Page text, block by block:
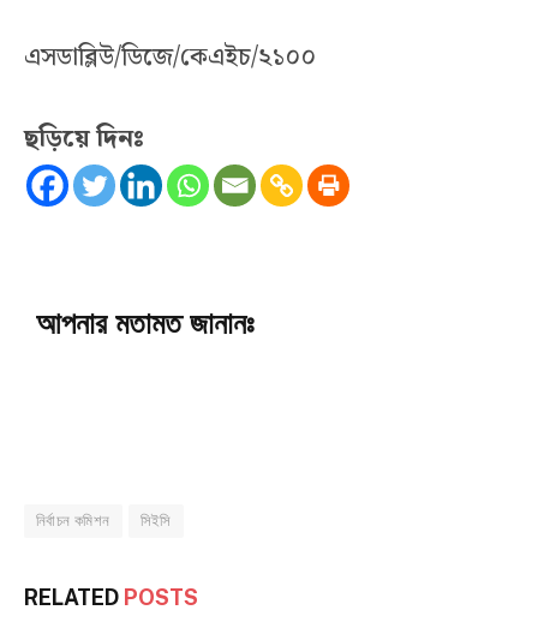
এসডাব্লিউ/ডিজে/কেএইচ/২১০০
ছড়িয়ে দিনঃ
আপনার মতামত জানানঃ
নির্বাচন কমিশন সিইসি
RELATED POSTS